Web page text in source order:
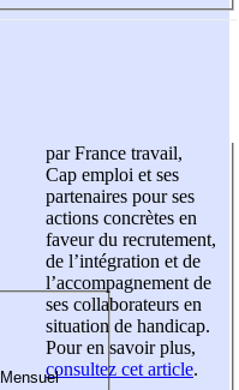
par France travail,
Cap emploi et ses
partenaires pour ses
actions concrètes en
faveur du recrutement,
de l’intégration et de
l’accompagnement de
ses collaborateurs en
situation de handicap.
Pour en savoir plus,
consultez cet article.